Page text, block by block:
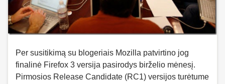
Per susitikimą su blogeriais Mozilla patvirtino jog
finalinė Firefox 3 versija pasirodys birželio mėnesį.
Pirmosios Release Candidate (RC1) versijos turėtume